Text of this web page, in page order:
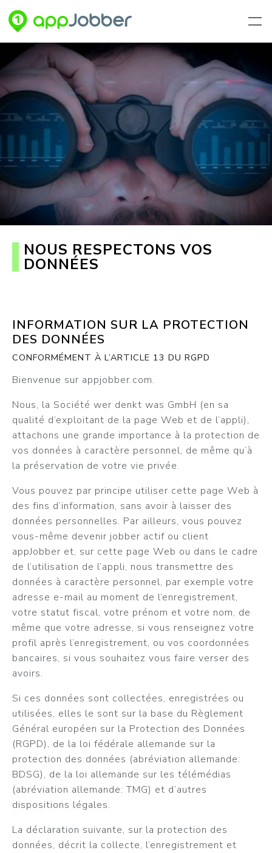
Aller au contenu principal
NOUS RESPECTONS VOS
DONNÉES
INFORMATION SUR LA PROTECTION
DES DONNÉES
CONFORMÉMENT À L’ARTICLE 13 DU RGPD
Bienvenue sur appjobber.com.
Nous, la Société wer denkt was GmbH (en sa
qualité d’exploitant de la page Web et de l’appli),
attachons une grande importance à la protection de
vos données à caractère personnel, de même qu’à
la préservation de votre vie privée.
Vous pouvez par principe utiliser cette page Web à
des fins d’information, sans avoir à laisser des
données personnelles. Par ailleurs, vous pouvez
vous-même devenir jobber actif ou client
appJobber et, sur cette page Web ou dans le cadre
de l’utilisation de l’appli, nous transmettre des
données à caractère personnel, par exemple votre
adresse e-mail au moment de l’enregistrement,
votre statut fiscal, votre prénom et votre nom, de
même que votre adresse, si vous renseignez votre
profil après l’enregistrement, ou vos coordonnées
bancaires, si vous souhaitez vous faire verser des
avoirs.
Si ces données sont collectées, enregistrées ou
utilisées, elles le sont sur la base du Règlement
Général européen sur la Protection des Données
(RGPD), de la loi fédérale allemande sur la
protection des données (abréviation allemande:
BDSG), de la loi allemande sur les télémédias
(abréviation allemande: TMG) et d’autres
dispositions légales.
La déclaration suivante, sur la protection des
données, décrit la collecte, l’enregistrement et